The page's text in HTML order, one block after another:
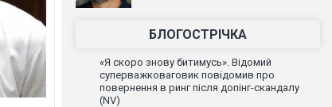
БЛОГОСТРІЧКА
«Я скоро знову битимусь». Відомий
суперважковаговик повідомив про
повернення в ринг після допінг-скандалу
(NV)